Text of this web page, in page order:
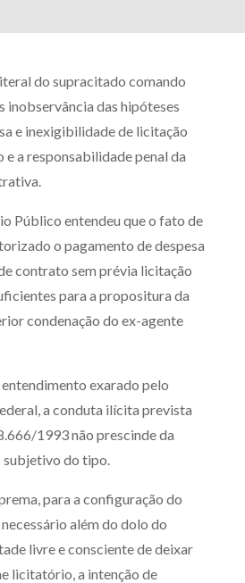
do supracitado comando
inobservância das hipóteses
e inexigibilidade de licitação
a responsabilidade penal da
Público entendeu que o fato de
o pagamento de despesa
contrato sem prévia licitação
para a propositura da
condenação do ex-agente
exarado pelo
a conduta ilícita prevista
1993 não prescinde da
subjetivo do tipo.
para a configuração do
além do dolo do
livre e consciente de deixar
licitatório, a intenção de